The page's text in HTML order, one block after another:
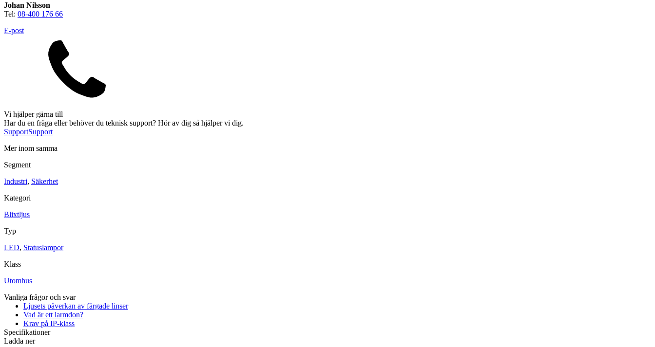
BlixtljusSirener
Larmsystem Larmklockor
SirenerKombinerade enheter
Industri
SirenerKombinerade enheter
Ex-klassade
Blixtljus Sirener
Kombinerade enheter
Detektorer
Tillbehör
Johan Nilsson
Tel: 08-400 176 66
E-post
Vi hjälper gärna till
Har du en fråga eller behöver du teknisk support? Hör av dig så hjälper vi dig.
SupportSupport
Mer inom samma
Segment
Industri, Säkerhet
Kategori
Blixtljus
Typ
LED, Statuslampor
Klass
Utomhus
Vanliga frågor och svar
Ljusets påverkan av färgade linser
Vad är ett larmdon?
Krav på IP-klass
Specifikationer
Ladda ner